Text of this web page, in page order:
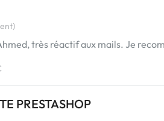
très réactif aux mails. Je
PRESTASHOP